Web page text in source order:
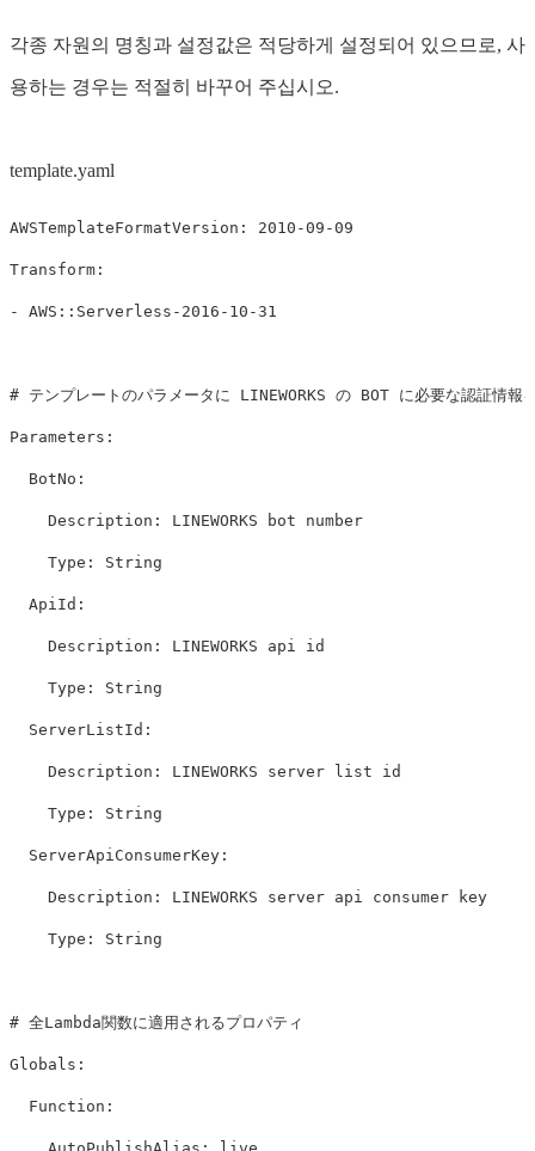
각종 자원의 명칭과 설정값은 적당하게 설정되어 있으므로, 사
용하는 경우는 적절히 바꾸어 주십시오.
template.yaml
AWSTemplateFormatVersion : 2010-09-09
Transform :
- AWS::Serverless-2016-10-31
# テンプレートのパラメータに LINEWORKS の BOT に必要な認証情報
Parameters :
BotNo :
Description : LINEWORKS bot number
Type : String
ApiId :
Description : LINEWORKS api id
Type : String
ServerListId :
Description : LINEWORKS server list id
Type : String
ServerApiConsumerKey :
Description : LINEWORKS server api consumer key
Type : String
# 全Lambda関数に適用されるプロパティ
Globals :
Function :